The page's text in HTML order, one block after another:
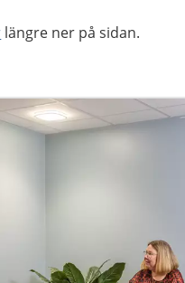
längre ner på sidan.